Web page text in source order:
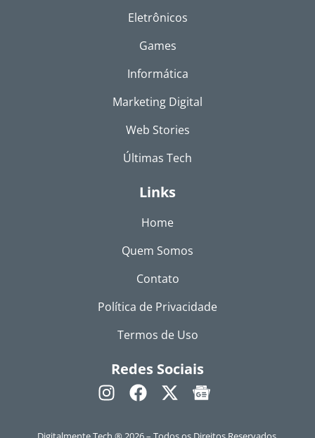
Eletrônicos
Games
Informática
Marketing Digital
Web Stories
Últimas Tech
Links
Home
Quem Somos
Contato
Política de Privacidade
Termos de Uso
Redes Sociais